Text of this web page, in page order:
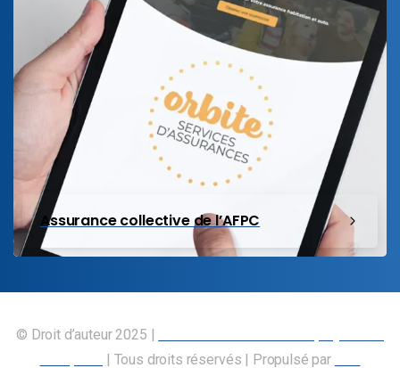
Assurance collective de l’AFPC
© Droit d’auteur 2025 |
| Tous droits réservés | Propulsé par